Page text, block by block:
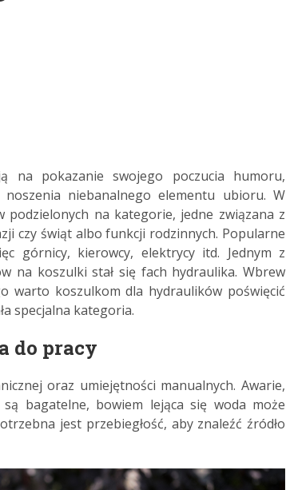
na pokazanie swojego poczucia humoru,
niebanalnego elementu ubioru. W
na kategorie, jedne związana z
czy świąt albo funkcji rodzinnych. Popularne
górnicy, kierowcy, elektrycy itd. Jednym z
na koszulki stał się fach hydraulika. Wbrew
warto koszulkom dla hydraulików poświęcić
specjalna kategoria.
do pracy
oraz umiejętności manualnych. Awarie,
bagatelne, bowiem lejąca się woda może
jest przebiegłość, aby znaleźć źródło